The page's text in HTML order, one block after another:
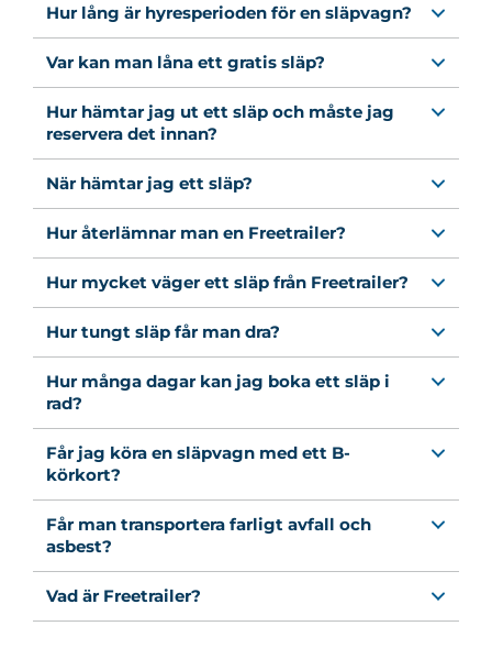
Hur lång är hyresperioden för en släpvagn?
Var kan man låna ett gratis släp?
Hur hämtar jag ut ett släp och måste jag
reservera det innan?
När hämtar jag ett släp?
Hur återlämnar man en Freetrailer?
Hur mycket väger ett släp från Freetrailer?
Hur tungt släp får man dra?
Hur många dagar kan jag boka ett släp i
rad?
Får jag köra en släpvagn med ett B-
körkort?
Får man transportera farligt avfall och
asbest?
Vad är Freetrailer?